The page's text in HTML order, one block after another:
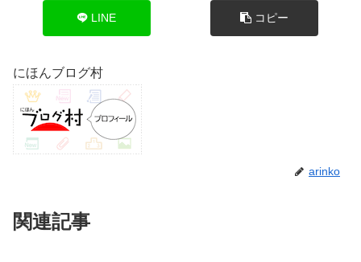
LINE コピー
にほんブログ村
arinko
関連記事